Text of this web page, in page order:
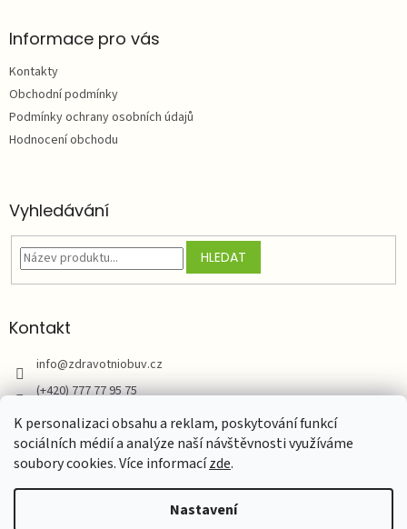
K personalizaci obsahu a reklam, poskytování funkcí
sociálních médií a analýze naší návštěvnosti využíváme
soubory cookies. Více informacízde.
Nastavení
aInformace pro vás
Kontakty
Obchodní podmínky
Podmínky ochrany osobních údajů
Hodnocení obchodu
Vyhledávání
HLEDAT
Kontakt
info@zdravotniobuv.cz
(+420) 777 77 95 75
Zdravotní obuv